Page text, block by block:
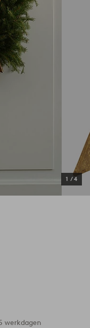
1 /4
werkdagen